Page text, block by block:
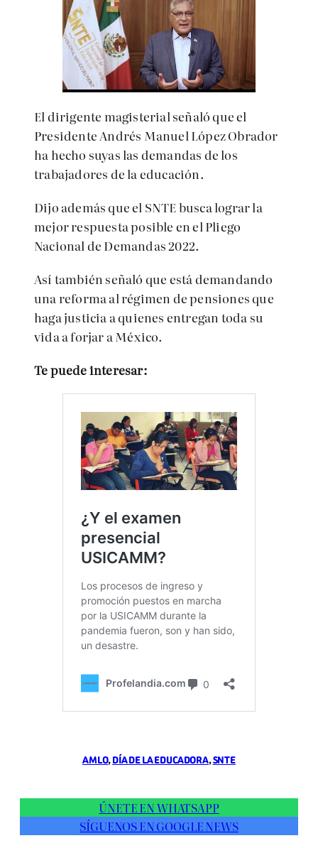
El dirigente magisterial señaló que el
Presidente Andrés Manuel López Obrador
ha hecho suyas las demandas de los
trabajadores de la educación.
Dijo además que el SNTE busca lograr la
mejor respuesta posible en el Pliego
Nacional de Demandas 2022.
Así también señaló que está demandando
una reforma al régimen de pensiones que
haga justicia a quienes entregan toda su
vida a forjar a México.
Te puede interesar:
AMLO, DÍA DE LA EDUCADORA, SNTE
ÚNETE EN WHATSAPP
SÍGUENOS EN GOOGLE NEWS